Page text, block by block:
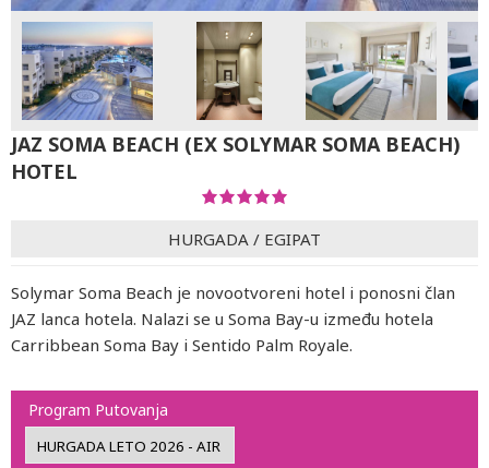
JAZ SOMA BEACH (EX SOLYMAR SOMA BEACH)
HOTEL
HURGADA / EGIPAT
Solymar Soma Beach je novootvoreni hotel i ponosni član
JAZ lanca hotela. Nalazi se u Soma Bay-u između hotela
Carribbean Soma Bay i Sentido Palm Royale.
Program Putovanja